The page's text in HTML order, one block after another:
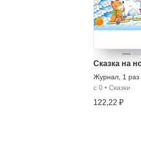
Сказка на
Журнал 1
с 0 • Сказки
122,22 ₽